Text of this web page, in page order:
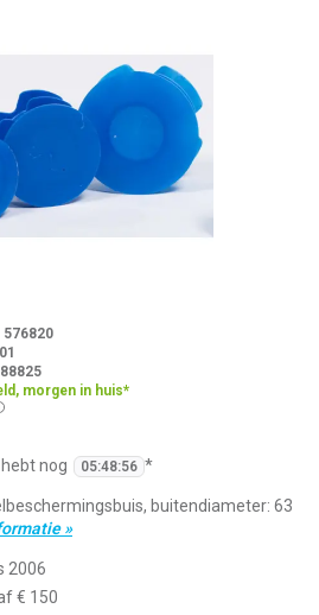
576820
morgen in huis*
nog 05:48:56 *
buitendiameter: 63
»
2006
€ 150